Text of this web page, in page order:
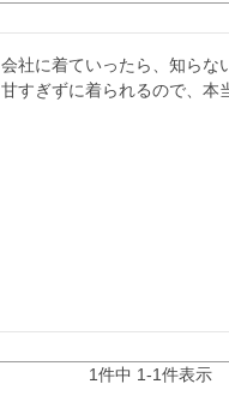
会社に着ていったら、知らな
甘すぎずに着られるので、本
1件中 1-1件表示